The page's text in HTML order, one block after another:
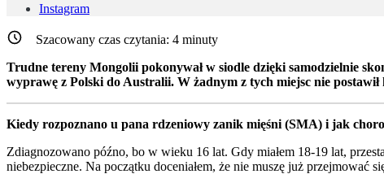
Instagram
Szacowany czas czytania: 4 minuty
Trudne tereny Mongolii pokonywał w siodle dzięki samodzielnie
wyprawę z Polski do Australii. W żadnym z tych miejsc nie
Kiedy rozpoznano u pana rdzeniowy zanik mięśni (SMA) i jak
Zdiagnozowano późno, bo w wieku 16 lat. Gdy miałem 18-19 lat,
niebezpieczne. Na początku doceniałem, że nie muszę już przejmować